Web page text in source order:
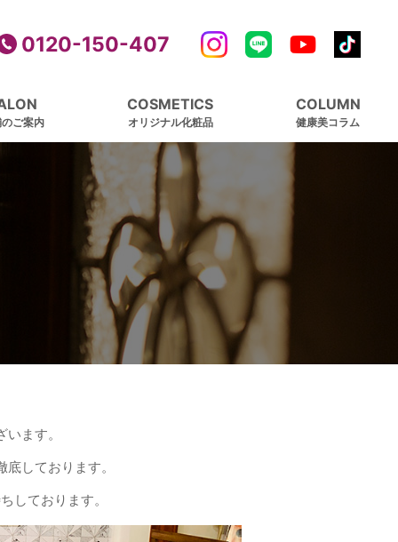
ご案内
COSMETICS
オリジナル化粧品
COLUMN
健康美コラム
0120-150-407
ます。
しております。
しております。